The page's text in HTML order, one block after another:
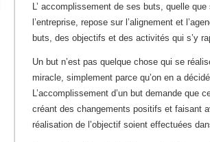
L’ accomplissement de ses buts, quelle
l’entreprise, repose sur l’alignement et
buts, des objectifs et des activités qui s’y
Un but n’est pas quelque chose qui se
miracle, simplement parce qu’on en a décidé
L’accomplissement d’un but demande que
créant des changements positifs et faisant
réalisation de l’objectif soient effectuées